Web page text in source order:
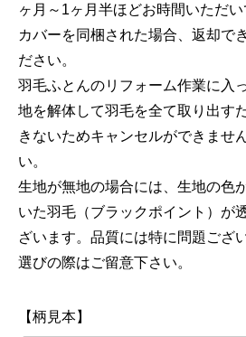
ヶ月～1ヶ月半ほどお時間いただい
カバーを同梱された場合、返却で
ださい。
羽毛ふとんのリフォーム作業に入
地を解体して羽毛を全て取り出す
きないためキャンセルができませ
い。
生地が無地の場合には、生地の色
いた羽毛（ブラックポイント）が
ざいます。品質には特に問題ござ
選びの際はご留意下さい。
【柄見本】